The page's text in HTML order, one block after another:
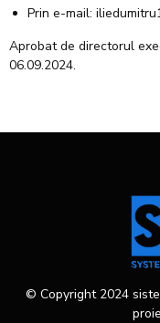
Prin e-mail:
Aprobat de directorul
06.09.2024.
© Copyright 2024